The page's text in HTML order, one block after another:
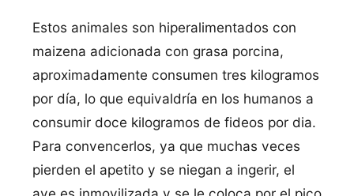
Estos animales son hiperalimentados con
maizena adicionada con grasa porcina,
aproximadamente consumen tres kilogramos
por dí­a, lo que equivaldrí­a en los humanos a
consumir doce kilogramos de fideos por dia.
Para convencerlos, ya que muchas veces
pierden el apetito y se niegan a ingerir, el